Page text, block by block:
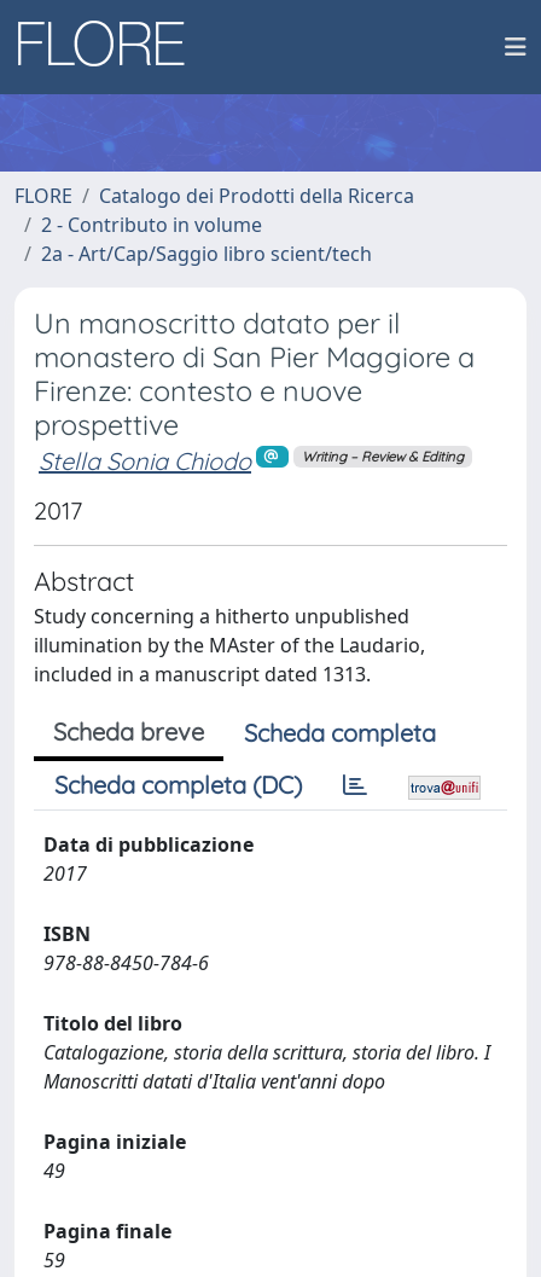
FLORE
Catalogo dei Prodotti della Ricerca
2 - Contributo in volume
2a - Art/Cap/Saggio libro scient/tech
Un manoscritto datato per il
monastero di San Pier Maggiore a
Firenze: contesto e nuove
prospettive
Stella Sonia Chiodo Writing – Review & Editing
2017
Abstract
Study concerning a hitherto unpublished
illumination by the MAster of the Laudario,
included in a manuscript dated 1313.
Scheda breve
Scheda completa
Scheda completa (DC)
Data di pubblicazione
2017
ISBN
978-88-8450-784-6
Titolo del libro
Catalogazione, storia della scrittura, storia del libro. I
Manoscritti datati d'Italia vent'anni dopo
Pagina iniziale
49
Pagina finale
59